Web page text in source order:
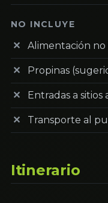
NO INCLUYE
Alimentación no
Propinas
Entradas a
Transporte al
Itinerario